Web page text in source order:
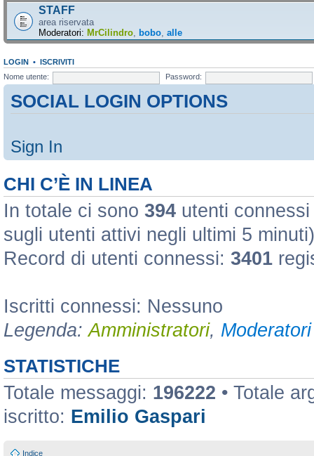
STAFF
area riservata
Moderatori: MrCilindro bobo alle
LOGIN • ISCRIVITI
Nome utente:
Password:
SOCIAL LOGIN OPTIONS
Sign In
CHI C’È IN LINEA
In totale ci sono 394 utenti
sugli utenti attivi negli ultimi 5 minuti)
Record di utenti connessi: 3401
Iscritti connessi: Nessuno
Legenda:Amministratori,
STATISTICHE
Totale messaggi: 196222 • Totale
iscritto: Emilio Gaspari
Indice